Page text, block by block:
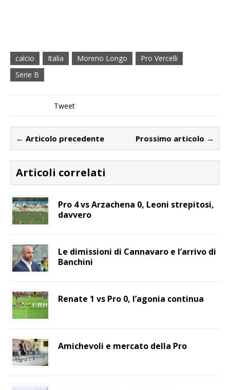
calcio Italia Moreno Longo
Pro Vercelli
Serie B
Tweet
← Articolo precedente Prossimo articolo →
Articoli correlati
Pro 4 vs Arzachena 0, Leoni strepitosi,
davvero
Le dimissioni di Cannavaro e l’arrivo di
Banchini
Renate 1 vs Pro 0, l’agonia continua
Amichevoli e mercato della Pro